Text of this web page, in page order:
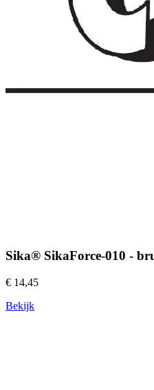
Sika® SikaForce-010 -
€ 14,45
Bekijk